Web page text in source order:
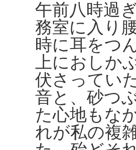
午前八時過
務室に入り
時に耳をつ
上におしか
伏さってい
音と、砂つ
た心地もな
れが私の複